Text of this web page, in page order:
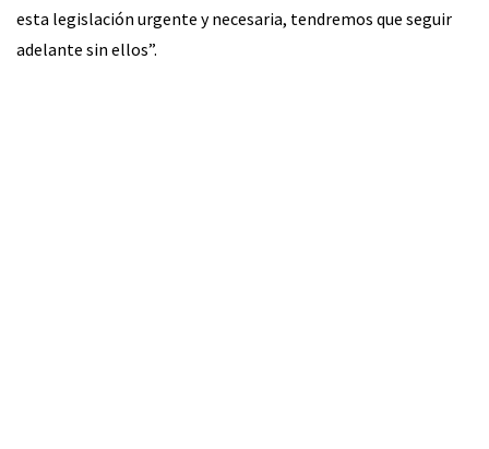
esta legislación urgente y necesaria, tendremos que seguir
adelante sin ellos”.